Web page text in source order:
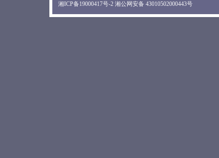
湘ICP备19000417号-2 湘公网安备 43010502000443号